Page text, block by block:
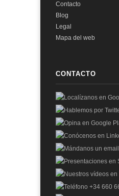
Contacto
Blog
Legal
Mapa del web
CONTACTO